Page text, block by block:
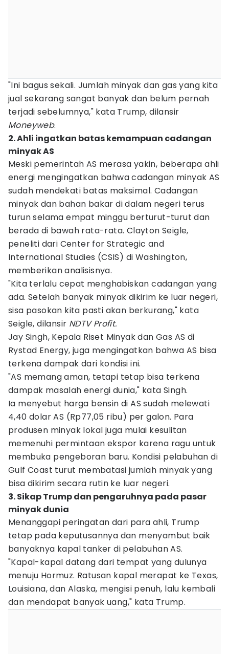
"Ini bagus sekali. Jumlah minyak dan gas yang kita
jual sekarang sangat banyak dan belum pernah
terjadi sebelumnya," kata Trump, dilansir
Moneyweb.
2. Ahli ingatkan batas kemampuan cadangan
minyak AS
Meski pemerintah AS merasa yakin, beberapa ahli
energi mengingatkan bahwa cadangan minyak AS
sudah mendekati batas maksimal. Cadangan
minyak dan bahan bakar di dalam negeri terus
turun selama empat minggu berturut-turut dan
berada di bawah rata-rata. Clayton Seigle,
peneliti dari Center for Strategic and
International Studies (CSIS) di Washington,
memberikan analisisnya.
"Kita terlalu cepat menghabiskan cadangan yang
ada. Setelah banyak minyak dikirim ke luar negeri,
sisa pasokan kita pasti akan berkurang," kata
Seigle, dilansir NDTV Profit.
Jay Singh, Kepala Riset Minyak dan Gas AS di
Rystad Energy, juga mengingatkan bahwa AS bisa
terkena dampak dari kondisi ini.
"AS memang aman, tetapi tetap bisa terkena
dampak masalah energi dunia," kata Singh.
Ia menyebut harga bensin di AS sudah melewati
4,40 dolar AS (Rp77,05 ribu) per galon. Para
produsen minyak lokal juga mulai kesulitan
memenuhi permintaan ekspor karena ragu untuk
membuka pengeboran baru. Kondisi pelabuhan di
Gulf Coast turut membatasi jumlah minyak yang
bisa dikirim secara rutin ke luar negeri.
3. Sikap Trump dan pengaruhnya pada pasar
minyak dunia
Menanggapi peringatan dari para ahli, Trump
tetap pada keputusannya dan menyambut baik
banyaknya kapal tanker di pelabuhan AS.
"Kapal-kapal datang dari tempat yang dulunya
menuju Hormuz. Ratusan kapal merapat ke Texas,
Louisiana, dan Alaska, mengisi penuh, lalu kembali
dan mendapat banyak uang," kata Trump.